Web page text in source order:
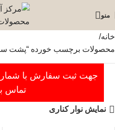
منو
خانه
محصولات برچسب خورده “پشت
تماس
نمایش نوار کناری